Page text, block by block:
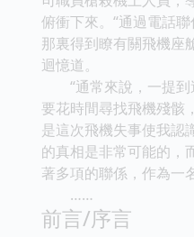
俯衝下來。“通過電話
那裏得到瞭有關飛機座
迴憶道。
“通常來說，一提到
要花時間尋找飛機殘骸
是這次飛機失事使我認
的真相是非常可能的，
著多項的聯係，作為一
……
前言/序言